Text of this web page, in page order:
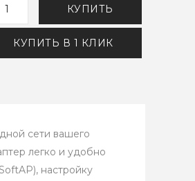
КУПИТЬ
КУПИТЬ В 1 КЛИК
сети вашего
легко и удобно
настройку